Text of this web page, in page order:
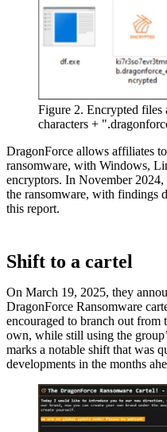
Figure 2. Encrypted files
characters +
DragonForce allows affiliates
ransomware, with Windows,
encryptors. In November
the ransomware, with findings
this report.
Shift to a cartel
On March 19, 2025, they
DragonForce Ransomware
encouraged to branch out
own, while still using the
marks a notable shift that was
developments in the months